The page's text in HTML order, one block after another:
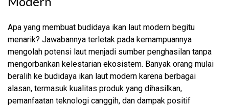
Apa yang membuat budidaya ikan laut modern begitu
menarik? Jawabannya terletak pada kemampuannya
mengolah potensi laut menjadi sumber penghasilan tanpa
mengorbankan kelestarian ekosistem. Banyak orang mulai
beralih ke budidaya ikan laut modern karena berbagai
alasan, termasuk kualitas produk yang dihasilkan,
pemanfaatan teknologi canggih, dan dampak positif